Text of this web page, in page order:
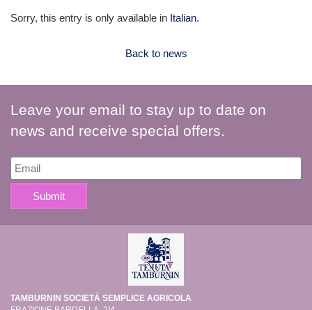
Sorry, this entry is only available in Italian.
Back to news
Leave your email to stay up to date on
news and receive special offers.
TAMBURNIN SOCIETÀ SEMPLICE AGRICOLA